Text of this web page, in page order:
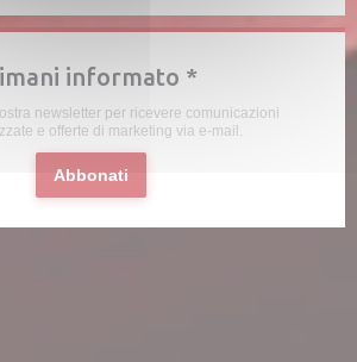
informato *
newsletter per ricevere comunicazioni
e offerte di marketing via e-mail.
Abbonati